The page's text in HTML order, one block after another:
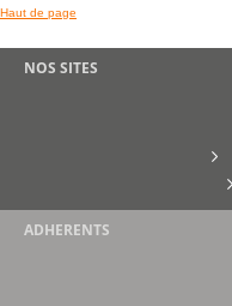
Haut de page
NOS SITES
ADHERENTS